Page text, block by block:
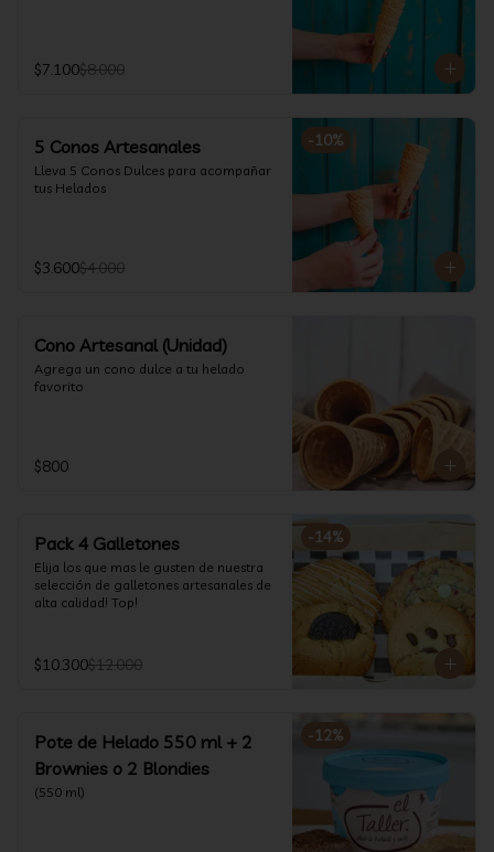
$7.100$8.000
-10%
5 Conos Artesanales
Lleva 5 Conos Dulces para acompañar
tus Helados
$3.600$4.000
Cono Artesanal (Unidad)
Agrega un cono dulce a tu helado
favorito
$800
-14%
Pack 4 Galletones
Elija los que mas le gusten de nuestra
selección de galletones artesanales de
alta calidad! Top!
$10.300$12.000
-12%
Pote de Helado 550 ml + 2
Brownies o 2 Blondies
(550 ml)